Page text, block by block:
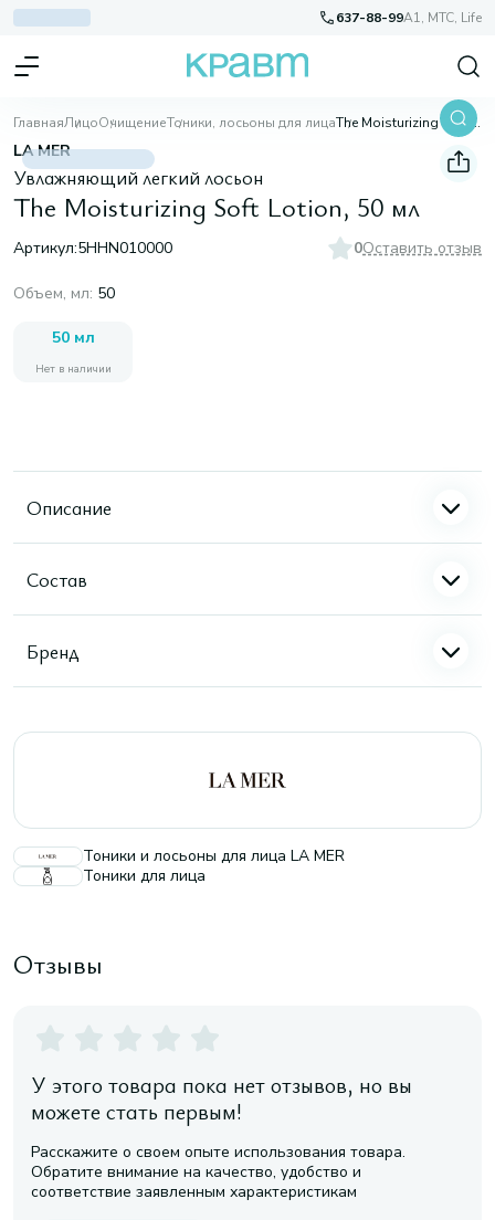
637-88-99A1, МТС, Life
ГлавнаяЛицоОчищениеТоники, лосьоны для лица The Moisturizing Soft Lotion, 50 мл
LA MER
Увлажняющий легкий лосьон
The Moisturizing Soft Lotion, 50 мл
Артикул:5HHN010000 0Оставить отзыв
Объем, мл: 50
50 мл
Нет в наличии
Описание
Состав
Бренд
Тоники и лосьоны для лица LA MER
Тоники для лица
Отзывы
У этого товара пока нет отзывов, но вы
можете стать первым!
Расскажите о своем опыте использования товара.
Обратите внимание на качество, удобство и
соответствие заявленным характеристикам